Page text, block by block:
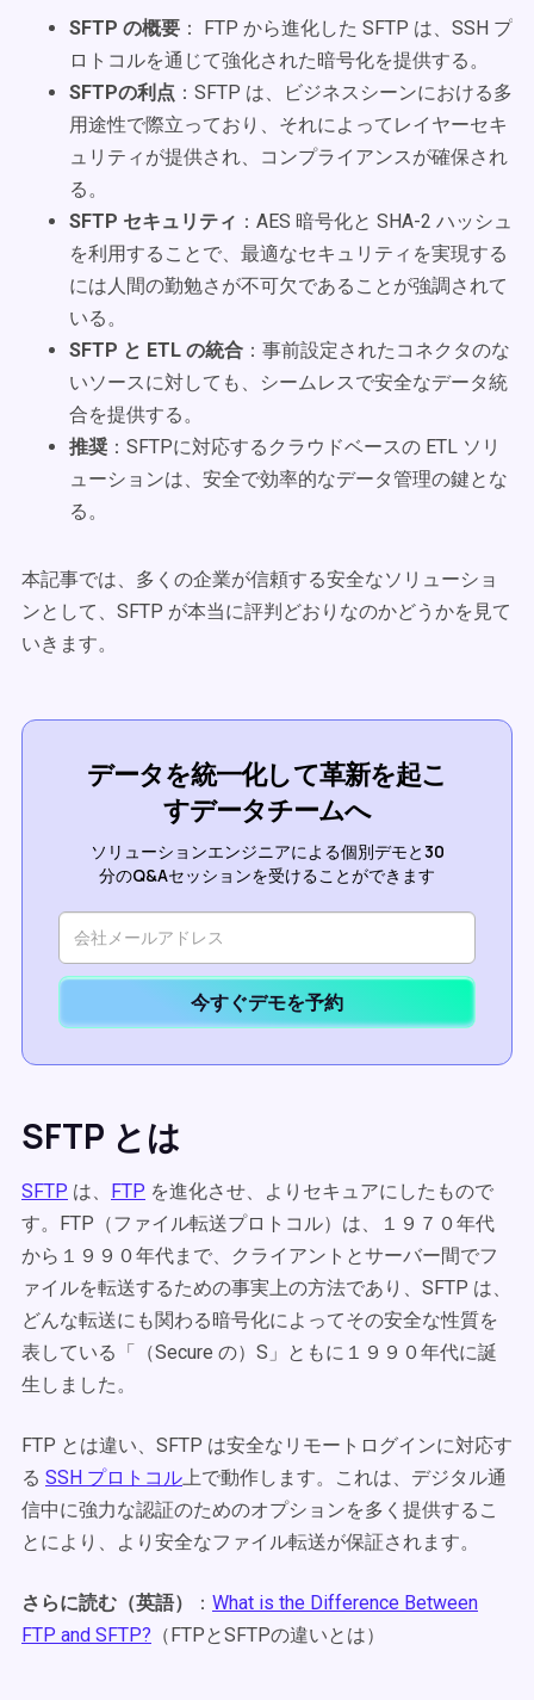
SFTP の概要 ： FTP から進化した SFTP は、SSH プ
ロトコルを通じて強化された暗号化を提供する。
SFTPの利点 ：SFTP は、ビジネスシーンにおける多
用途性で際立っており、それによってレイヤーセキ
ュリティが提供され、コンプライアンスが確保され
る。
SFTP セキュリティ ：AES 暗号化と SHA-2 ハッシュ
を利用することで、最適なセキュリティを実現する
には人間の勤勉さが不可欠であることが強調されて
いる。
SFTP と ETL の統合 ：事前設定されたコネクタのな
いソースに対しても、シームレスで安全なデータ統
合を提供する。
推奨 ：SFTPに対応するクラウドベースの ETL ソリ
ューションは、安全で効率的なデータ管理の鍵とな
る。
本記事では、多くの企業が信頼する安全なソリューショ
ンとして、SFTP が本当に評判どおりなのかどうかを見て
いきます。
データを統一化して革新を起こ
すデータチームへ
ソリューションエンジニアによる個別デモと30
分のQ&Aセッションを受けることができます
今すぐデモを予約
SFTP とは
SFTP は、 FTP を進化させ、よりセキュアにしたもので
す。FTP（ファイル転送プロトコル）は、１９７０年代
から１９９０年代まで、クライアントとサーバー間でフ
ァイルを転送するための事実上の方法であり、SFTP は、
どんな転送にも関わる暗号化によってその安全な性質を
表している「（Secure の）S」ともに１９９０年代に誕
生しました。
FTP とは違い、SFTP は安全なリモートログインに対応す
る SSH プロトコル上で動作します。これは、デジタル通
信中に強力な認証のためのオプションを多く提供するこ
とにより、より安全なファイル転送が保証されます。
さらに読む（英語） ： What is the Difference Between
FTP and SFTP? （FTPとSFTPの違いとは）